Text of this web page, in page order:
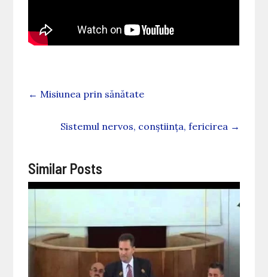
← Misiunea prin sănătate
Sistemul nervos, conștiința, fericirea →
Similar Posts